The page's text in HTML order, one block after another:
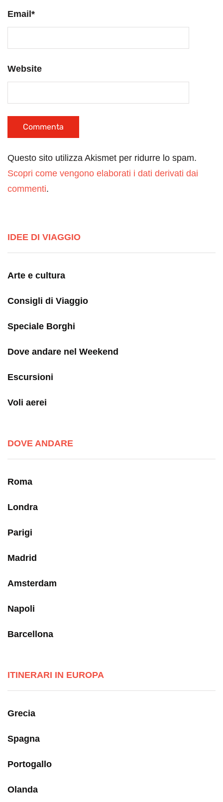
Email *
Website
Questo sito utilizza Akismet per ridurre lo spam.
Scopri come vengono elaborati i dati derivati dai
commenti.
IDEE DI VIAGGIO
Arte e cultura
Consigli di Viaggio
Speciale Borghi
Dove andare nel Weekend
Escursioni
Voli aerei
DOVE ANDARE
Roma
Londra
Parigi
Madrid
Amsterdam
Napoli
Barcellona
ITINERARI IN EUROPA
Grecia
Spagna
Portogallo
Olanda